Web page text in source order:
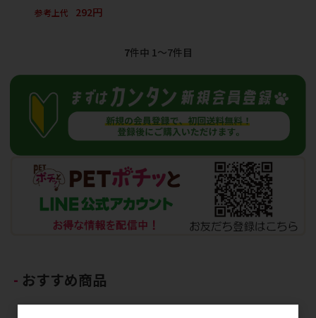
参考上代
292円
7件中 1〜7件目
おすすめ商品